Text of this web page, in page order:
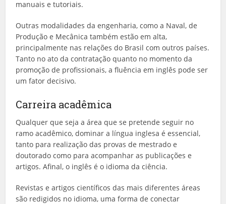
manuais e tutoriais.
Outras modalidades da engenharia, como a Naval, de
Produção e Mecânica também estão em alta,
principalmente nas relações do Brasil com outros países.
Tanto no ato da contratação quanto no momento da
promoção de profissionais, a fluência em inglês pode ser
um fator decisivo.
Carreira acadêmica
Qualquer que seja a área que se pretende seguir no
ramo acadêmico, dominar a língua inglesa é essencial,
tanto para realização das provas de mestrado e
doutorado como para acompanhar as publicações e
artigos. Afinal, o inglês é o idioma da ciência.
Revistas e artigos científicos das mais diferentes áreas
são redigidos no idioma, uma forma de conectar